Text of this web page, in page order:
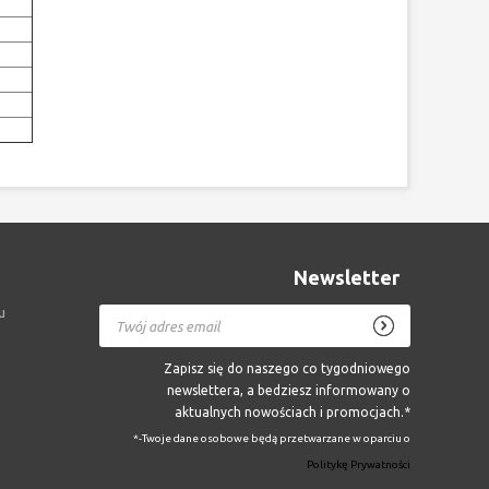
Newsletter
Zapisz się do naszego co tygodniowego
newslettera, a bedziesz informowany o
aktualnych nowościach i promocjach.*
*-Twoje dane osobowe będą przetwarzane w oparciu o
Politykę Prywatności